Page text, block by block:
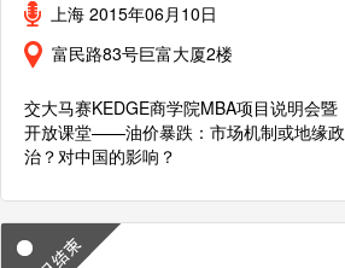
上海 2015年06月10日
富民路83号巨富大厦2楼
交大马赛KEDGE商学院MBA项目说明会暨
开放课堂——油价暴跌：市场机制或地缘政
治？对中国的影响？